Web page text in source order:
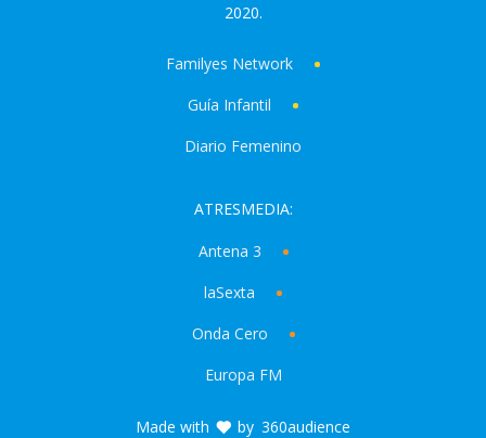
2020.
Familyes Network
Guía Infantil
Diario Femenino
ATRESMEDIA:
Antena 3
laSexta
Onda Cero
Europa FM
Made with by 360audience